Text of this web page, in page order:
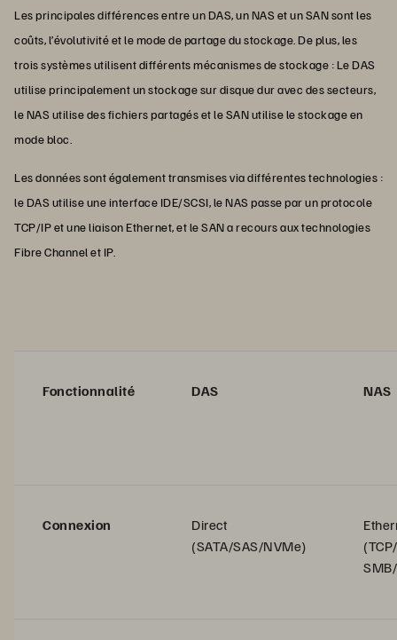
Les principales différences entre un DAS, un NAS et un SAN sont les
coûts, l’évolutivité et le mode de partage du stockage. De plus, les
trois systèmes utilisent différents mécanismes de stockage : Le DAS
utilise principalement un stockage sur disque dur avec des secteurs,
le NAS utilise des fichiers partagés et le SAN utilise le stockage en
mode bloc.
Les données sont également transmises via différentes technologies :
le DAS utilise une interface IDE/SCSI, le NAS passe par un protocole
TCP/IP et une liaison Ethernet, et le SAN a recours aux technologies
Fibre Channel et IP.
Fonctionnalité DAS NAS
Connexion
Direct
(SATA/SAS/NVMe)